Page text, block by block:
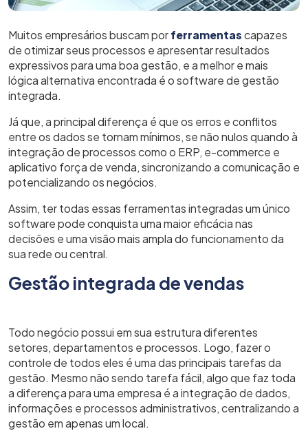
Muitos empresários buscam porferramentascapazes
de otimizar seus processos e apresentar resultados
expressivos para uma boa gestão, e a melhor e mais
lógica alternativa encontrada é o software de gestão
integrada.
Já que, a principal diferença é que os erros e conflitos
entre os dados se tornam mínimos, se não nulos quando à
integração de processos como o ERP, e-commerce e
aplicativo força de venda, sincronizando a comunicação e
potencializando os negócios.
Assim, ter todas essas ferramentas integradas um único
software pode conquista uma maior eficácia nas
decisões e uma visão mais ampla do funcionamento da
sua rede ou central.
Gestão integrada de vendas
Todo negócio possui em sua estrutura diferentes
setores, departamentos e processos. Logo, fazer o
controle de todos eles é uma das principais tarefas da
gestão. Mesmo não sendo tarefa fácil, algo que faz toda
a diferença para uma empresa é a integração de dados,
informações e processos administrativos, centralizando a
gestão em apenas um local.